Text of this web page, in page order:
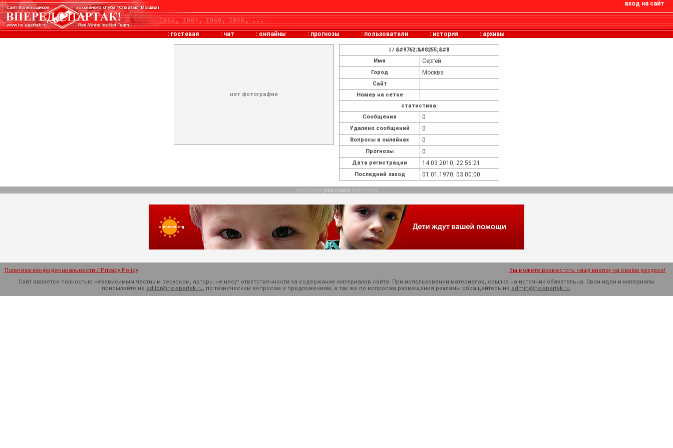
вход на сайт
: гостевая : чат : онлайны : прогнозы : пользователи : история : архивы
нет фотографии
| / &#9762;&#8255;&#8
Имя
Сергей
Город Москва
Сайт
Номер на сетке
статистика:
Cообщения
0
Удалено сообщений 0
Вопросы в онлайнах 0
Прогнозы 0
Дата регистрации 14.03.2010, 22:56:21
Последний заход 01.01.1970, 03:00:00
реклама
Политика конфиденциальности / Privacy Policy
Вы можете разместить нашу кнопку на своём ресурсе!
Сайт является полностью независимым частным ресурсом, авторы не несут ответственности за содержание материалов сайта. При использовании материалов, ссылка на источник обязательна. Cвои идеи и материалы
присылайте на editor@hc-spartak.ru, по техническим вопросам и предложениям, а так же по вопросам размещения рекламы обращайтесь на admin@hc-spartak.ru.